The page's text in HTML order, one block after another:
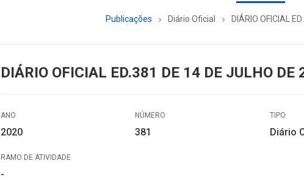
Publicações Diário Oficial DIÁRIO OFICIAL
DIÁRIO OFICIAL ED.381 DE 14 DE JULHO DE
ANO
2020
NÚMERO
381
TIPO
Diário
RAMO DE ATIVIDADE
-